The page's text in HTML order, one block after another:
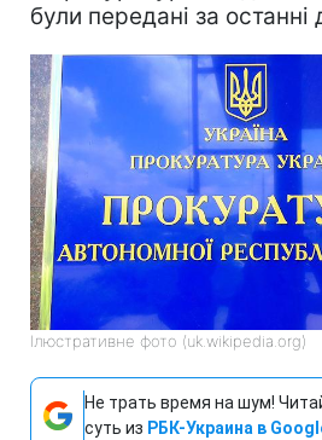
були передані за останні
Ілюстративне фото (uk.wikipedia.org)
Не трать время на шум!
суть из РБК-Украина в